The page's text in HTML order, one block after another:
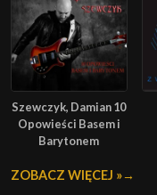
Szewczyk, Damian 10
Opowieści Basem i
Barytonem
ZOBACZ WIĘCEJ »